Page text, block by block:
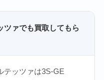
ツァでも買取してもら
テッツァは3S-GE